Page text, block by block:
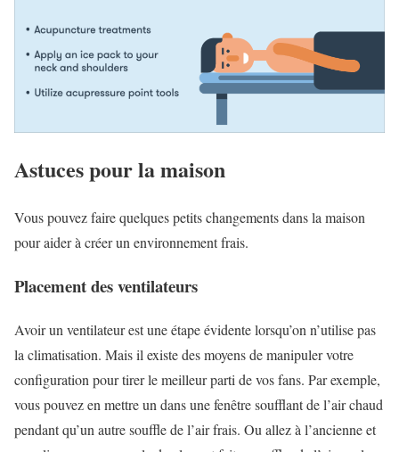
Astuces pour la maison
Vous pouvez faire quelques petits changements dans la maison
pour aider à créer un environnement frais.
Placement des ventilateurs
Avoir un ventilateur est une étape évidente lorsqu’on n’utilise pas
la climatisation. Mais il existe des moyens de manipuler votre
configuration pour tirer le meilleur parti de vos fans. Par exemple,
vous pouvez en mettre un dans une fenêtre soufflant de l’air chaud
pendant qu’un autre souffle de l’air frais. Ou allez à l’ancienne et